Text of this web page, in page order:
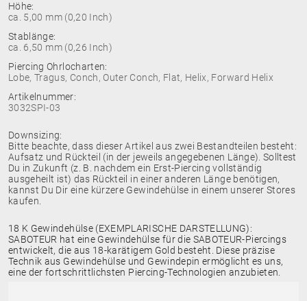
Höhe:
ca. 5,00 mm (0,20 Inch)
Stablänge:
ca. 6,50 mm (0,26 Inch)
Piercing Ohrlocharten:
Lobe, Tragus, Conch, Outer Conch, Flat, Helix, Forward Helix
Artikelnummer:
3032SPI-03
Downsizing:
Bitte beachte, dass dieser Artikel aus zwei Bestandteilen besteht:
Aufsatz und Rückteil (in der jeweils angegebenen Länge). Solltest
Du in Zukunft (z. B. nachdem ein Erst-Piercing vollständig
ausgeheilt ist) das Rückteil in einer anderen Länge benötigen,
kannst Du Dir eine kürzere Gewindehülse in einem unserer Stores
kaufen.
18 K Gewindehülse (EXEMPLARISCHE DARSTELLUNG):
SABOTEUR hat eine Gewindehülse für die SABOTEUR-Piercings
entwickelt, die aus 18-karätigem Gold besteht. Diese präzise
Technik aus Gewindehülse und Gewindepin ermöglicht es uns,
eine der fortschrittlichsten Piercing-Technologien anzubieten.